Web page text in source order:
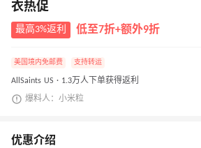
衣热促
最高3%返利 低至7折+额外9折
美国境内免邮费 支持转运
AllSaints US · 1.3万人下单获得返利
爆料人：小米粒
优惠介绍